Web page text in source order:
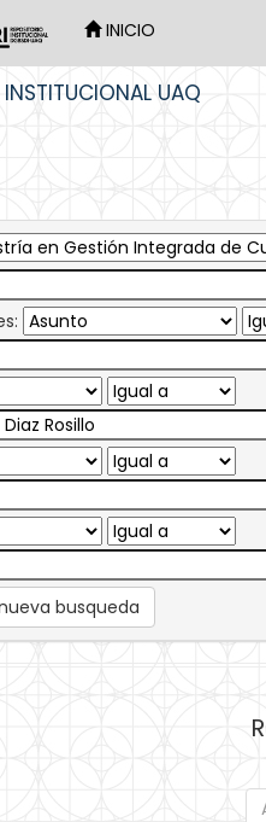
INICIO
UAQ
busqueda